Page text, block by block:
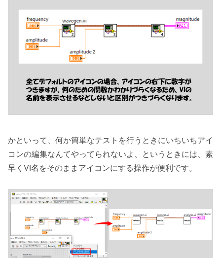
かといって、何か簡単なテストを行うときにいちいちアイ
コンの編集なんてやってられないよ、というときには、素
早くVI名をそのままアイコンにする操作が便利です。